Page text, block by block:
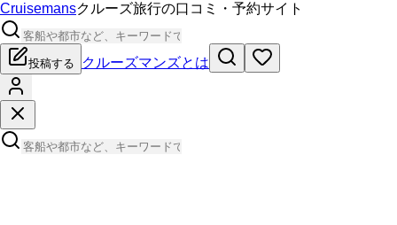
Cruisemansクルーズ旅行の口コミ・予約サイト
投稿する クルーズマンズとは